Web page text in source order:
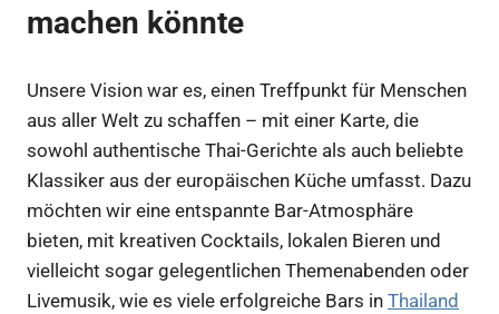
machen könnte
Unsere Vision war es, einen Treffpunkt für Menschen
aus aller Welt zu schaffen – mit einer Karte, die
sowohl authentische Thai-Gerichte als auch beliebte
Klassiker aus der europäischen Küche umfasst. Dazu
möchten wir eine entspannte Bar-Atmosphäre
bieten, mit kreativen Cocktails, lokalen Bieren und
vielleicht sogar gelegentlichen Themenabenden oder
Livemusik, wie es viele erfolgreiche Bars in Thailand